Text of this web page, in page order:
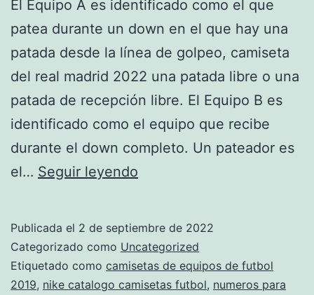
El Equipo A es identificado como el que
patea durante un down en el que hay una
patada desde la línea de golpeo, camiseta
del real madrid 2022 una patada libre o una
patada de recepción libre. El Equipo B es
identificado como el equipo que recibe
durante el down completo. Un pateador es
el… Seguir leyendo
de
futbol
Publicada el 2 de septiembre de 2022
Categorizado como Uncategorized
Etiquetado como camisetas de equipos de futbol
2019, nike catalogo camisetas futbol, numeros para